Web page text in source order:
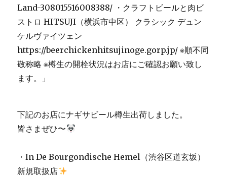
下記のお店にナギサビール樽生出荷しました。
皆さまぜひ〜
・In De Bourgondische Hemel（渋谷区道玄坂）
新規取扱店